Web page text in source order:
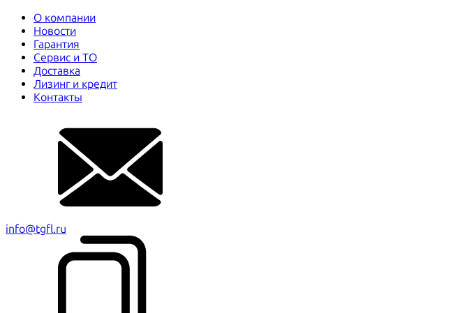
О компании
Новости
Гарантия
Сервис и ТО
Доставка
Лизинг и кредит
Контакты
info@tgfl.ru